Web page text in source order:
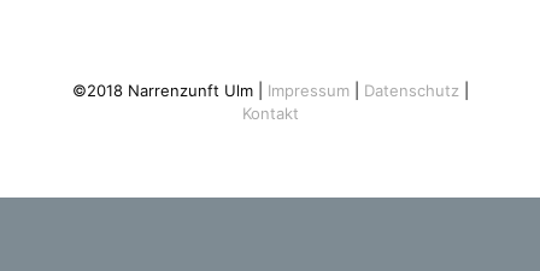
©2018 Narrenzunft Ulm | Impressum| Datenschutz
Kontakt